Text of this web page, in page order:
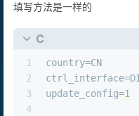
填写方法是一样的
C
1
2
3
4
country=CN
update_config=1